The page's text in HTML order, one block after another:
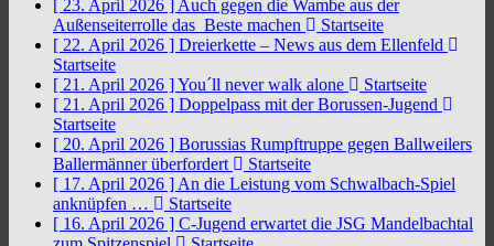
[ 23. April 2026 ] Auch gegen die Wambe aus der
Außenseiterrolle das Beste machen
Startseite
[ 22. April 2026 ] Dreierkette – News aus dem Ellenfeld
Startseite
[ 21. April 2026 ]You´ll never walk alone
Startseite
[ 21. April 2026 ] Doppelpass mit der Borussen-Jugend
Startseite
[ 20. April 2026 ] Borussias Rumpftruppe gegen Ballweilers
Ballermänner überfordert
Startseite
[ 17. April 2026 ] An die Leistung vom Schwalbach-Spiel
anknüpfen …
Startseite
[ 16. April 2026 ] C-Jugend erwartet die JSG Mandelbachtal